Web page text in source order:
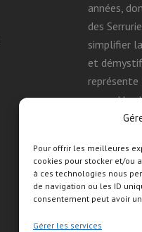
Pour offrir les meilleures
cookies pour stocker et/ou
à ces technologies nous
de navigation ou les ID
consentement peut avoir
Gérer les services
années,
des
simplifier
et
façon
Suivre
sociaux